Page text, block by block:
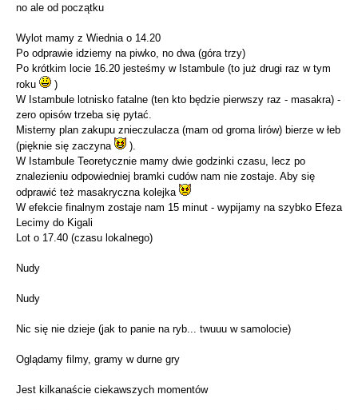
no ale od początku
Wylot mamy z Wiednia o 14.20
Po odprawie idziemy na piwko, no dwa (góra trzy)
Po krótkim locie 16.20 jesteśmy w Istambule (to już drugi raz w tym
roku
)
W Istambule lotnisko fatalne (ten kto będzie pierwszy raz - masakra) -
zero opisów trzeba się pytać.
Misterny plan zakupu znieczulacza (mam od groma lirów) bierze w łeb
(pięknie się zaczyna
).
W Istambule Teoretycznie mamy dwie godzinki czasu, lecz po
znalezieniu odpowiedniej bramki cudów nam nie zostaje. Aby się
odprawić też masakryczna kolejka
W efekcie finalnym zostaje nam 15 minut - wypijamy na szybko Efeza
Lecimy do Kigali
Lot o 17.40 (czasu lokalnego)
Nudy
Nudy
Nic się nie dzieje (jak to panie na ryb... twuuu w samolocie)
Oglądamy filmy, gramy w durne gry
Jest kilkanaście ciekawszych momentów